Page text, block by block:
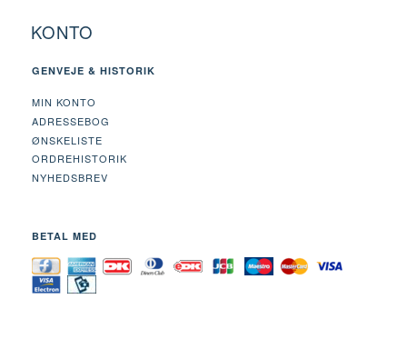
KONTO
GENVEJE & HISTORIK
MIN KONTO
ADRESSEBOG
ØNSKELISTE
ORDREHISTORIK
NYHEDSBREV
BETAL MED